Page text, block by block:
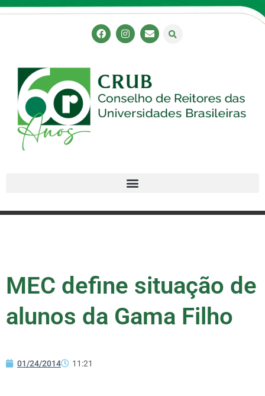
MEC define situação de
alunos da Gama Filho
01/24/2014 11:21